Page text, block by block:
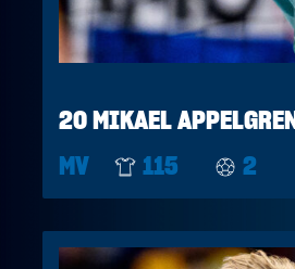
20 MIKAEL APPELGREN
MV
115 2